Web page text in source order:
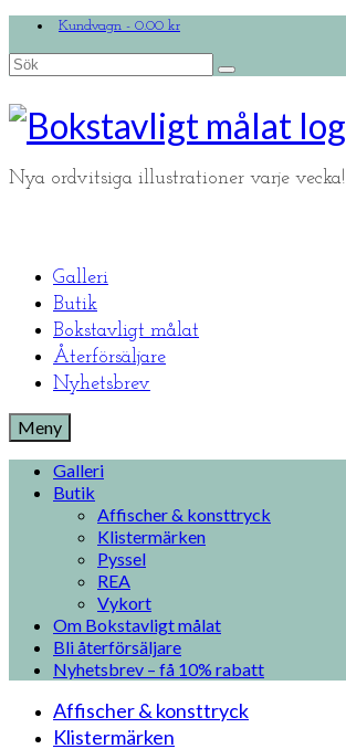
Kundvagn - 0.00 kr
Search
Nya ordvitsiga illustrationer varje vecka!
Galleri
Butik
Bokstavligt målat
Återförsäljare
Nyhetsbrev
Meny
Galleri
Butik
Affischer & konsttryck
Klistermärken
Pyssel
REA
Vykort
Om Bokstavligt målat
Bli återförsäljare
Nyhetsbrev – få 10% rabatt
Affischer & konsttryck
Klistermärken